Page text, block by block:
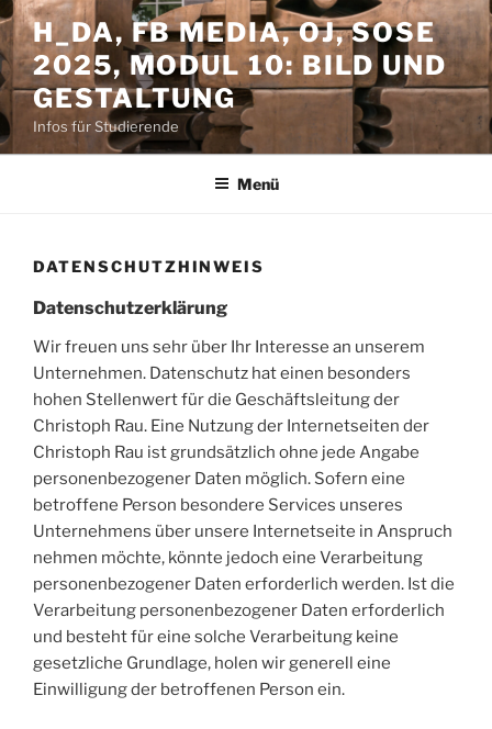
Zum
Inhalt
springen
H_DA, FB MEDIA, OJ, SOSE
2025, MODUL 10: BILD UND
GESTALTUNG
Infos für Studierende
Menü
DATENSCHUTZHINWEIS
Datenschutzerklärung
Wir freuen uns sehr über Ihr Interesse an unserem
Unternehmen. Datenschutz hat einen besonders
hohen Stellenwert für die Geschäftsleitung der
Christoph Rau. Eine Nutzung der Internetseiten der
Christoph Rau ist grundsätzlich ohne jede Angabe
personenbezogener Daten möglich. Sofern eine
betroffene Person besondere Services unseres
Unternehmens über unsere Internetseite in Anspruch
nehmen möchte, könnte jedoch eine Verarbeitung
personenbezogener Daten erforderlich werden. Ist die
Verarbeitung personenbezogener Daten erforderlich
und besteht für eine solche Verarbeitung keine
gesetzliche Grundlage, holen wir generell eine
Einwilligung der betroffenen Person ein.